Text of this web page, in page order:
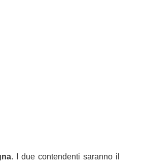
. I due contendenti saranno il